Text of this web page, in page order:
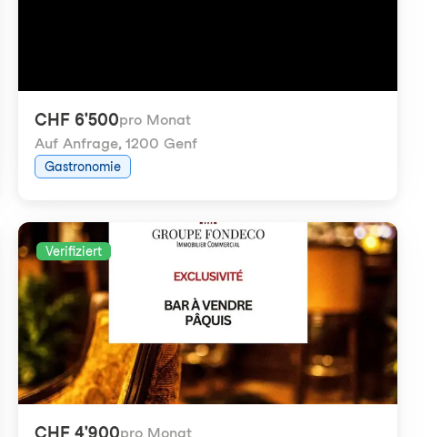
CHF 6'500pro Monat
Auf Anfrage, 1200 Genf
Gastronomie
Verifiziert
CHF 4'900pro Monat